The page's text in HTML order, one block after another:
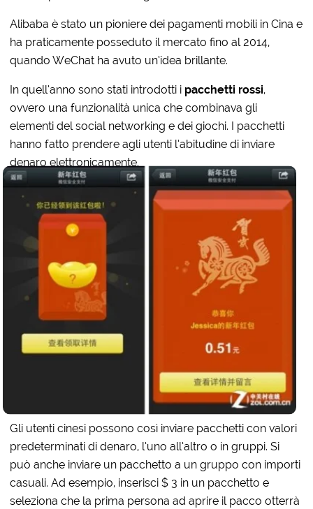
Alibaba è stato un pioniere dei pagamenti mobili in Cina e
ha praticamente posseduto il mercato fino al 2014,
quando WeChat ha avuto un’idea brillante.
In quell’anno sono stati introdotti i pacchetti rossi,
ovvero una funzionalità unica che combinava gli
elementi del social networking e dei giochi. I pacchetti
hanno fatto prendere agli utenti l’abitudine di inviare
denaro elettronicamente.
Gli utenti cinesi possono così inviare pacchetti con valori
predeterminati di denaro, l’uno all’altro o in gruppi. Si
può anche inviare un pacchetto a un gruppo con importi
casuali. Ad esempio, inserisci $ 3 in un pacchetto e
seleziona che la prima persona ad aprire il pacco otterrà